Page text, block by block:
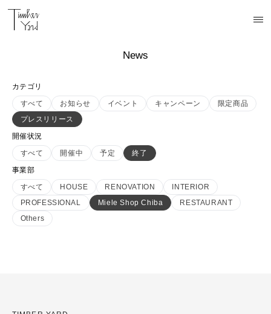
News
カテゴリ
すべて
お知らせ イベント キャンペーン
限定商品
プレスリリース
開催状況
すべて
開催中 予定
終了
事業部
すべて
HOUSE RENOVATION
INTERIOR
PROFESSIONAL
Miele Shop Chiba
RESTAURANT
Others